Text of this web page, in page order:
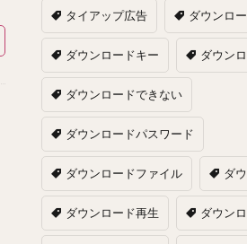
タイアップ広告 ダウンロ
ダウンロードキー ダウン
ダウンロードできない
ダウンロードパスワード
ダウンロードファイル ダ
ダウンロード再生 ダウン